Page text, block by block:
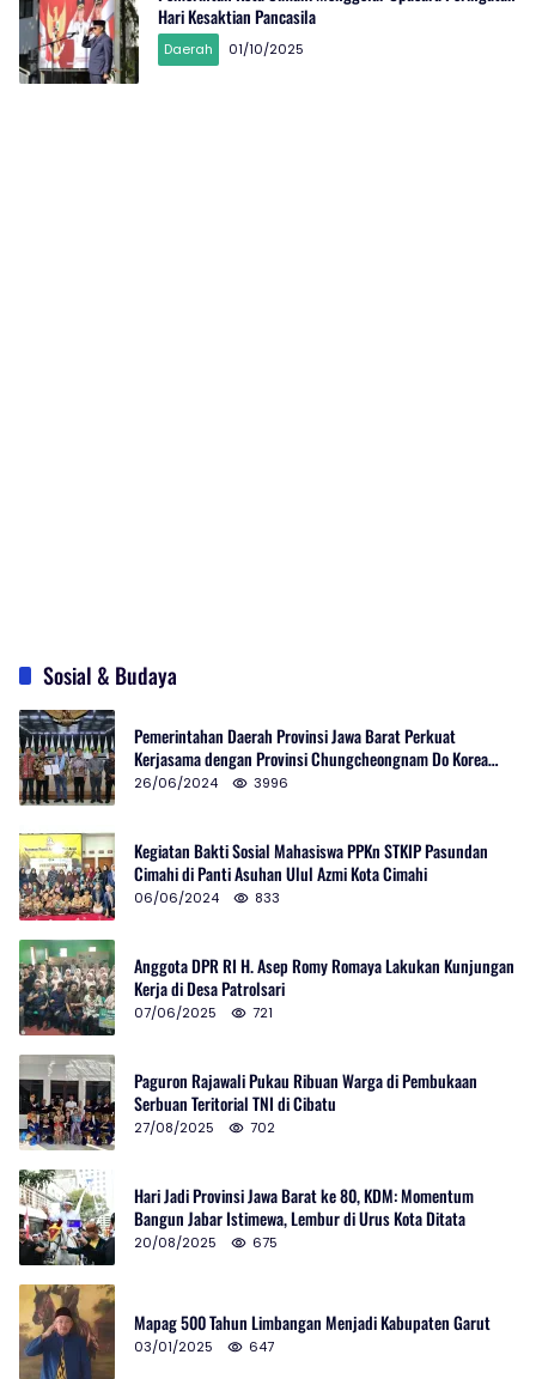
Hari Kesaktian Pancasila
Daerah 01/10/2025
Sosial & Budaya
Pemerintahan Daerah Provinsi Jawa Barat Perkuat
Kerjasama dengan Provinsi Chungcheongnam Do Korea
Selatan
26/06/2024 3996
Kegiatan Bakti Sosial Mahasiswa PPKn STKIP Pasundan
Cimahi di Panti Asuhan Ulul Azmi Kota Cimahi
06/06/2024 833
Anggota DPR RI H. Asep Romy Romaya Lakukan Kunjungan
Kerja di Desa Patrolsari
07/06/2025 721
Paguron Rajawali Pukau Ribuan Warga di Pembukaan
Serbuan Teritorial TNI di Cibatu
27/08/2025 702
Hari Jadi Provinsi Jawa Barat ke 80, KDM: Momentum
Bangun Jabar Istimewa, Lembur di Urus Kota Ditata
20/08/2025 675
Mapag 500 Tahun Limbangan Menjadi Kabupaten Garut
03/01/2025 647